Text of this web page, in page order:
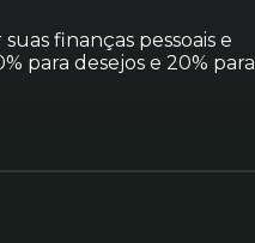
finanças pessoais e
para desejos e 20% para